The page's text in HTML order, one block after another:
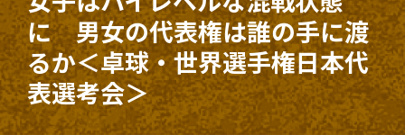
に 男女の代表権は誰の手に渡
るか＜卓球・世界選手権日本代
表選考会＞